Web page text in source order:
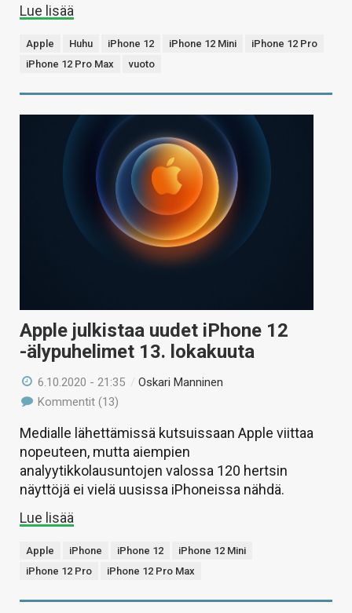
Lue lisää
Apple Huhu iPhone 12 iPhone 12 Mini
iPhone 12 Pro
iPhone 12 Pro Max
vuoto
Apple julkistaa uudet iPhone 12
-älypuhelimet 13. lokakuuta
6.10.2020 - 21:35 /Oskari Manninen
Kommentit (13)
Medialle lähettämissä kutsuissaan Apple viittaa
nopeuteen, mutta aiempien
analyytikkolausuntojen valossa 120 hertsin
näyttöjä ei vielä uusissa iPhoneissa nähdä.
Lue lisää
Apple iPhone iPhone 12
iPhone 12 Mini
iPhone 12 Pro
iPhone 12 Pro Max